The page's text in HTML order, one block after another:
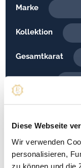
Diese Webseite
Wir verwenden
personalisieren,
zu können und die
Marke
Kollektion
Gesamtkarat
Feingehalt
Gewicht
Steinfarbe